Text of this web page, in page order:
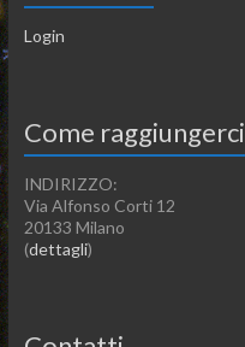
Login
Come raggiungerci
INDIRIZZO:
Via Alfonso Corti 12
20133 Milano
(dettagli)